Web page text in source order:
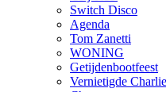
Switch Disco
Agenda
Tom Zanetti
WONING
Getijdenbootfeest
Vernietigde